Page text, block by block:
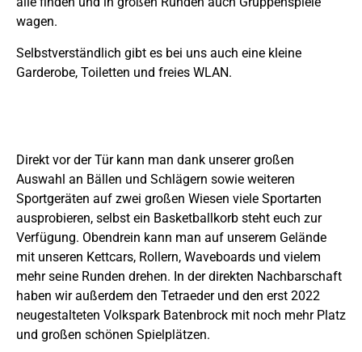
wagen.
Selbstverständlich gibt es bei uns auch eine kleine
Garderobe, Toiletten und freies WLAN.
Direkt vor der Tür kann man dank unserer großen
Auswahl an Bällen und Schlägern sowie weiteren
Sportgeräten auf zwei großen Wiesen viele Sportarten
ausprobieren, selbst ein Basketballkorb steht euch zur
Verfügung. Obendrein kann man auf unserem Gelände
mit unseren Kettcars, Rollern, Waveboards und vielem
mehr seine Runden drehen. In der direkten Nachbarschaft
haben wir außerdem den Tetraeder und den erst 2022
neugestalteten Volkspark Batenbrock mit noch mehr Platz
und großen schönen Spielplätzen.